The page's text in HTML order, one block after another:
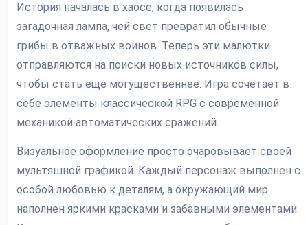
История началась в хаосе, когда появилась
загадочная лампа, чей свет превратил обычные
грибы в отважных воинов. Теперь эти малютки
отправляются на поиски новых источников силы,
чтобы стать еще могущественнее. Игра сочетает в
себе элементы классической RPG с современной
механикой автоматических сражений.
Визуальное оформление просто очаровывает своей
мультяшной графикой. Каждый персонаж выполнен с
особой любовью к деталям, а окружающий мир
наполнен яркими красками и забавными элементами.